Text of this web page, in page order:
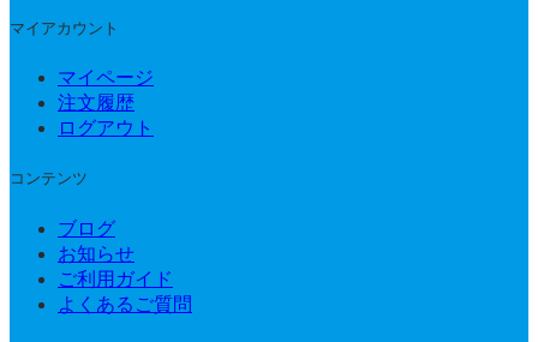
マイアカウント
マイページ
注文履歴
ログアウト
コンテンツ
ブログ
お知らせ
ご利用ガイド
よくあるご質問